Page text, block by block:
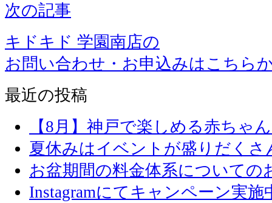
次の記事
キドキド 学園南店の
お問い合わせ・お申込みはこちら
最近の投稿
【8月】神戸で楽しめる赤ちゃ
夏休みはイベントが盛りだくさ
お盆期間の料金体系についての
Instagramにてキャンペーン実施